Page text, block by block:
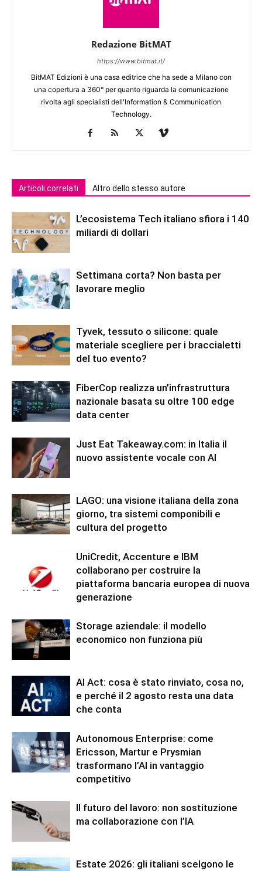
Redazione BitMAT
https://www.bitmat.it/
BitMAT Edizioni è una casa editrice che ha sede a Milano con
una copertura a 360° per quanto riguarda la comunicazione
rivolta agli specialisti dell'lnformation & Communication
Technology.
Articoli correlati Altro dello stesso autore
L’ecosistema Tech italiano sfiora i 140
miliardi di dollari
Settimana corta? Non basta per
lavorare meglio
Tyvek, tessuto o silicone: quale
materiale scegliere per i braccialetti
del tuo evento?
FiberCop realizza un’infrastruttura
nazionale basata su oltre 100 edge
data center
Just Eat Takeaway.com: in Italia il
nuovo assistente vocale con AI
LAGO: una visione italiana della zona
giorno, tra sistemi componibili e
cultura del progetto
UniCredit, Accenture e IBM
collaborano per costruire la
piattaforma bancaria europea di nuova
generazione
Storage aziendale: il modello
economico non funziona più
AI Act: cosa è stato rinviato, cosa no,
e perché il 2 agosto resta una data
che conta
Autonomous Enterprise: come
Ericsson, Martur e Prysmian
trasformano l’AI in vantaggio
competitivo
Il futuro del lavoro: non sostituzione
ma collaborazione con l’IA
Estate 2026: gli italiani scelgono le